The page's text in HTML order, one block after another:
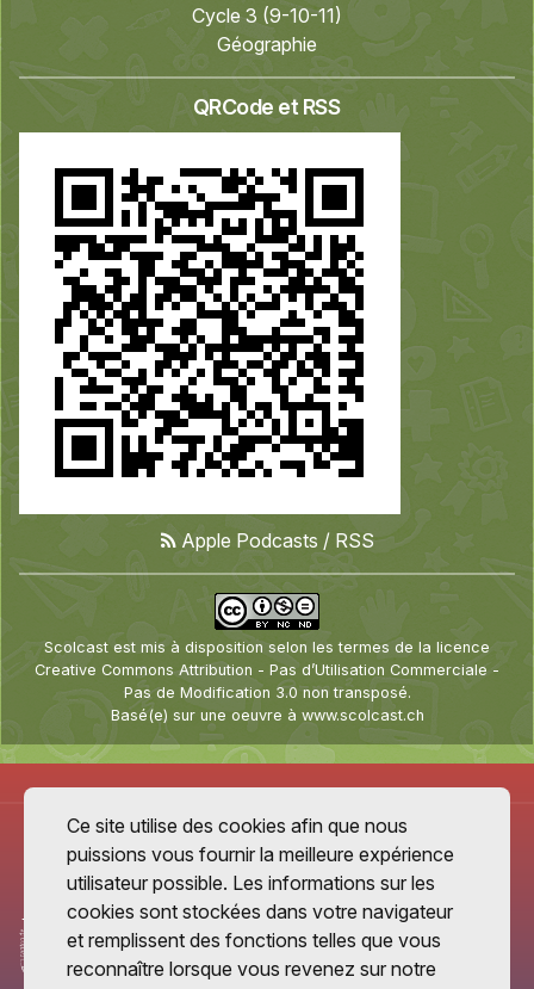
Cycle 3 (9-10-11)
Géographie
QRCode et RSS
Apple Podcasts / RSS
Scolcast est mis à disposition selon les termes de la licence
Creative Commons Attribution - Pas d’Utilisation Commerciale -
Pas de Modification 3.0 non transposé.
Basé(e) sur une oeuvre à www.scolcast.ch
Ce site utilise des cookies afin que nous
puissions vous fournir la meilleure expérience
utilisateur possible. Les informations sur les
cookies sont stockées dans votre navigateur
et remplissent des fonctions telles que vous
reconnaître lorsque vous revenez sur notre